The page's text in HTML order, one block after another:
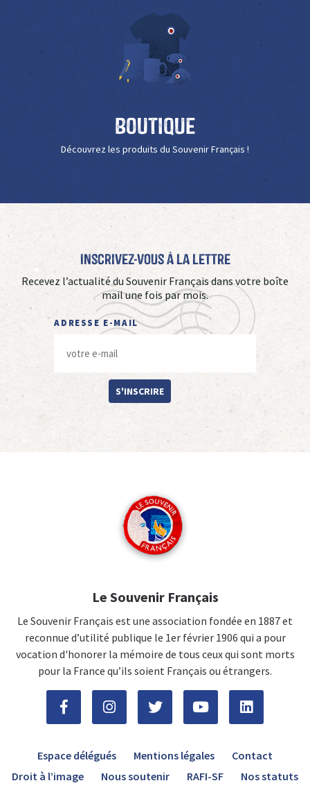
Boutique
Découvrez les produits du Souvenir Français !
Inscrivez-vous à La Lettre
Recevez l’actualité du Souvenir Français dans votre boîte
mail une fois par mois.
ADRESSE E-MAIL
S'INSCRIRE
Le Souvenir Français
Le Souvenir Français est une association fondée en 1887 et
reconnue d’utilité publique le 1er février 1906 qui a pour
vocation d'honorer la mémoire de tous ceux qui sont morts
pour la France qu’ils soient Français ou étrangers.
Espace délégués Mentions légales
Contact
Droit à l’image
Nous soutenir RAFI-SF Nos statuts